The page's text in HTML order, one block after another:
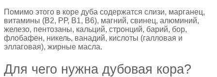
Помимо этого в коре дуба содержатся слизи, марганец,
витамины (В2, РР, В1, В6), магний, свинец, алюминий,
железо, пентозаны, кальций, стронций, барий, бор,
флобафен, никель, ванадий, кислоты (галловая и
эллаговая), жирные масла.
Для чего нужна дубовая кора?